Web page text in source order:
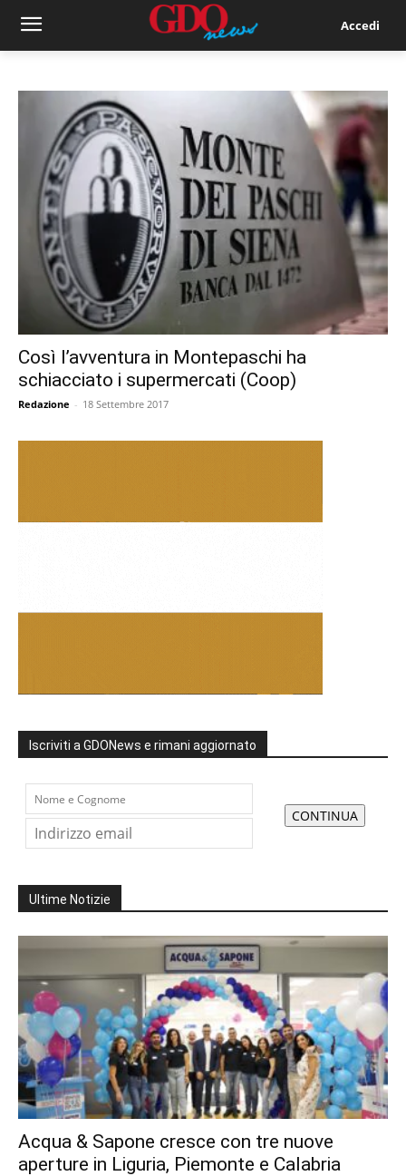
Accedi
Così l’avventura in Montepaschi ha
schiacciato i supermercati (Coop)
Redazione - 18 Settembre 2017
Iscriviti a GDONews e rimani aggiornato
Ultime Notizie
Acqua & Sapone cresce con tre nuove
aperture in Liguria, Piemonte e Calabria